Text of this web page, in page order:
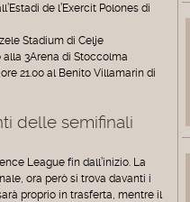
de l’Exercit Polones di
Stadium di Celje
alla 3Arena di Stoccolma
21.00 al Benito Villamarin di
delle semifinali
League fin dall’inizio. La
ora però si trova davanti i
proprio in trasferta, mentre il